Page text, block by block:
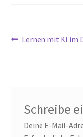
Vorheriger
Lernen mit KI im
Schreibe
Deine E-Mail-